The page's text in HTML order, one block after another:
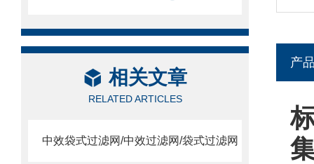
相关文章
RELATED ARTICLES
中效袋式过滤网/中效过滤网/袋式过滤网
产